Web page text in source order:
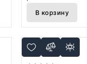
В корзину